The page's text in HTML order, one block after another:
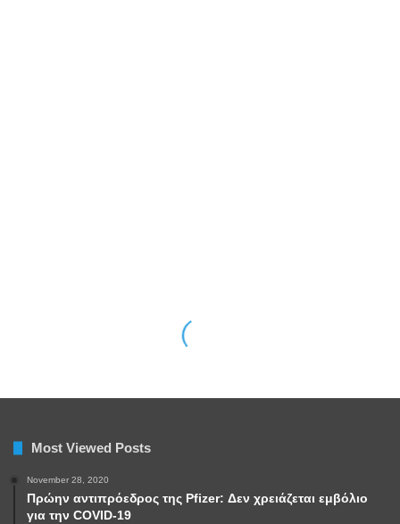
Most Viewed Posts
November 28, 2020
Πρώην αντιπρόεδρος της Pfizer: Δεν χρειάζεται εμβόλιο
για την COVID-19